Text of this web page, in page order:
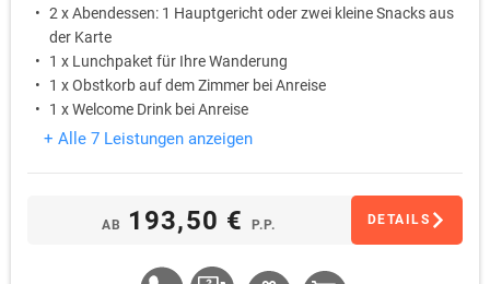
2 x Abendessen: 1 Hauptgericht oder zwei kleine Snacks aus
der Karte
1 x Lunchpaket für Ihre Wanderung
1 x Obstkorb auf dem Zimmer bei Anreise
1 x Welcome Drink bei Anreise
+ Alle 7 Leistungen anzeigen
AB 193,50 € P.P. DETAILS